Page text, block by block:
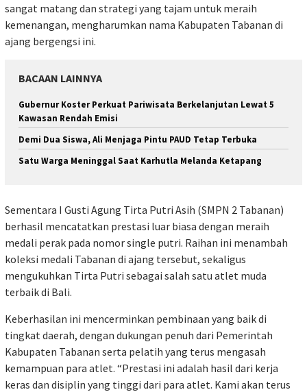
sangat matang dan strategi yang tajam untuk meraih
kemenangan, mengharumkan nama Kabupaten Tabanan di
ajang bergengsi ini.
BACAAN LAINNYA
Gubernur Koster Perkuat Pariwisata Berkelanjutan Lewat 5
Kawasan Rendah Emisi
Demi Dua Siswa, Ali Menjaga Pintu PAUD Tetap Terbuka
Satu Warga Meninggal Saat Karhutla Melanda Ketapang
Sementara I Gusti Agung Tirta Putri Asih (SMPN 2 Tabanan)
berhasil mencatatkan prestasi luar biasa dengan meraih
medali perak pada nomor single putri. Raihan ini menambah
koleksi medali Tabanan di ajang tersebut, sekaligus
mengukuhkan Tirta Putri sebagai salah satu atlet muda
terbaik di Bali.
Keberhasilan ini mencerminkan pembinaan yang baik di
tingkat daerah, dengan dukungan penuh dari Pemerintah
Kabupaten Tabanan serta pelatih yang terus mengasah
kemampuan para atlet. “Prestasi ini adalah hasil dari kerja
keras dan disiplin yang tinggi dari para atlet. Kami akan terus